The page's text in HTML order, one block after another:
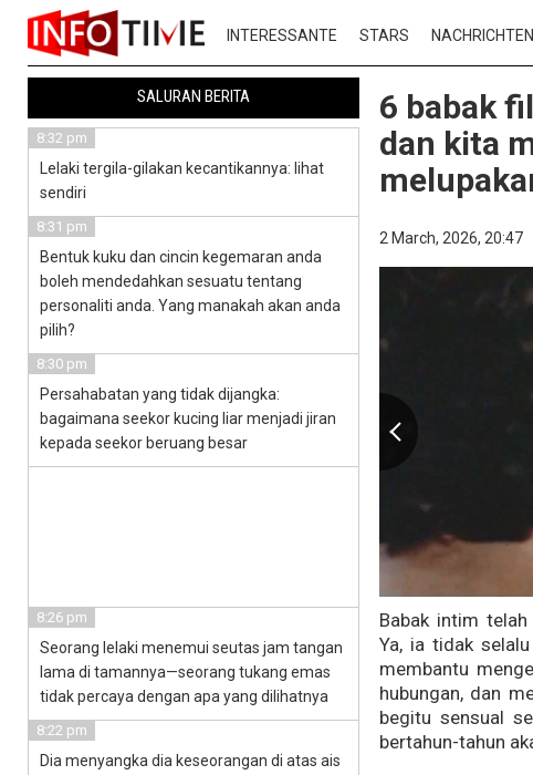
INTERESSANTE STARS NACHRICHTEN
6 babak
dan kita
2 March, 2026, 20:47
Babak intim
Ya, ia tidak
membantu
hubungan, dan
begitu sensual
bertahun-tahun
SALURAN BERITA
8:32 pm
Lelaki tergila-gilakan kecantikannya: lihat
sendiri
8:31 pm
Bentuk kuku dan cincin kegemaran anda
boleh mendedahkan sesuatu tentang
personaliti anda. Yang manakah akan anda
pilih?
8:30 pm
Persahabatan yang tidak dijangka:
bagaimana seekor kucing liar menjadi jiran
kepada seekor beruang besar
8:26 pm
Seorang lelaki menemui seutas jam tangan
lama di tamannya—seorang tukang emas
tidak percaya dengan apa yang dilihatnya
8:22 pm
Dia menyangka dia keseorangan di atas ais